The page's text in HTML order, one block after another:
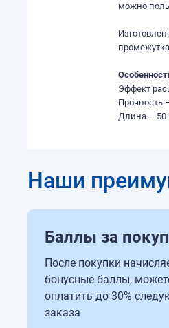
можно
Эффект
Прочность
Длина – 50
Наши
Баллы за
После покупки
бонусные баллы,
оплатить до 30%
заказа